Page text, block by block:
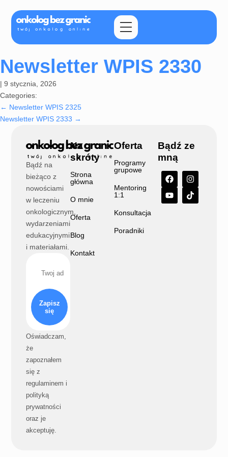
Newsletter WPIS 2330
| 9 stycznia, 2026
Categories:
← Newsletter WPIS 2325
Newsletter WPIS 2333 →
Bądź na
bieżąco z
nowościami
w leczeniu
onkologicznym,
wydarzeniami
edukacyjnymi
i materiałami.
Zapisz
się
Oświadczam,
że
zapoznałem
się z
regulaminem i
polityką
prywatności
oraz je
akceptuję.
Na
skróty
Strona
główna
O mnie
Oferta
Blog
Kontakt
Oferta
Programy
grupowe
Mentoring
1:1
Konsultacja
Poradniki
Bądź ze
mną